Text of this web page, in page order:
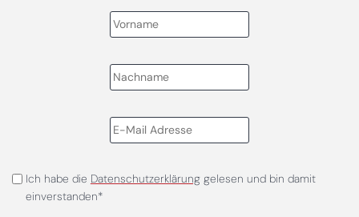
Ich habe die Datenschutzerklärunggelesen und bin damit
einverstanden*